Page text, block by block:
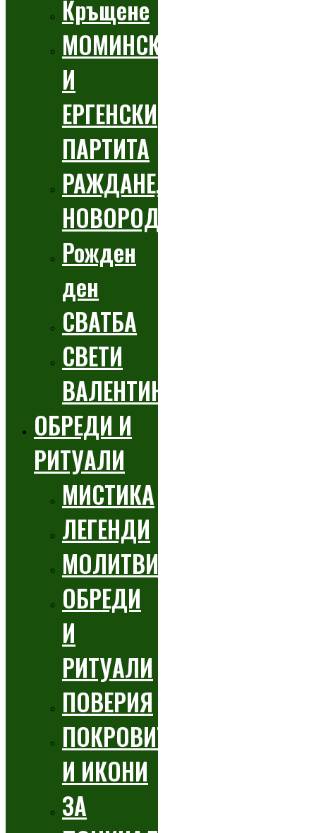
Кръщене
МОМИНСКИ
И
ЕРГЕНСКИ
ПАРТИТА
РАЖДАНЕ,
НОВОРОДЕНО
Рожден
ден
СВАТБА
СВЕТИ
ВАЛЕНТИН
ОБРЕДИ И
РИТУАЛИ
МИСТИКА
ЛЕГЕНДИ
МОЛИТВИ
ОБРЕДИ
И
РИТУАЛИ
ПОВЕРИЯ
ПОКРОВИТЕЛИ
И ИКОНИ
ЗА